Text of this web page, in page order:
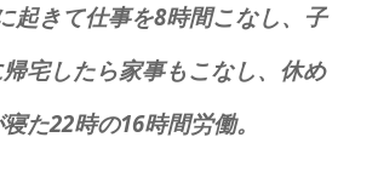
起きて仕事を8時間こなし、子
宅したら家事もこなし、休め
た22時の16時間労働。